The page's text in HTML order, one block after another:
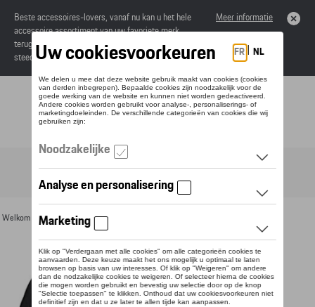
Beste accessoires-lovers, vanaf nu kan u het hele
accessoire assortiment van uw favoriete merk
terugvinden in de online catalogus. Deze kunnen
steeds besteld worden via uw dealer.
Meer informatie
Toggle navigation
Welkom >Voor u >Textiel >